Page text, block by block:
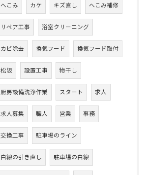
へこみ カケ キズ直し へこみ補修
リペア工事 浴室クリーニング
カビ除去 換気フード 換気フード取付
松阪 設置工事 物干し
厨房設備洗浄作業 スタート 求人
求人募集 職人 営業 事務
交換工事 駐車場のライン
白線の引き直し 駐車場の白線